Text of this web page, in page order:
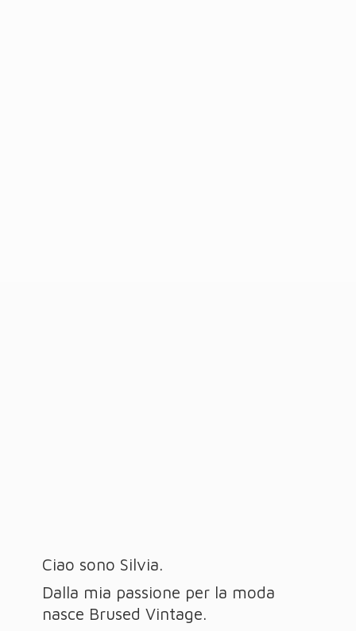
Ciao sono Silvia.
Dalla mia passione per la moda
nasce Brused Vintage.